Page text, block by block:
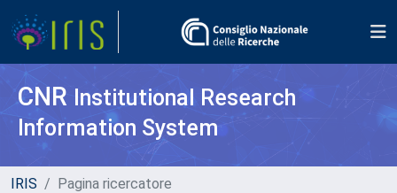
CNR Institutional Research
Information System
IRIS Pagina ricercatore